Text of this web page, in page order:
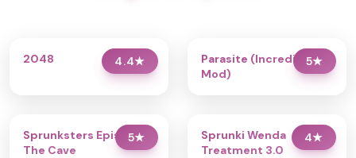
4.4★
2048 5★
Parasite (Incredibox
Mod)
5★
Sprunksters Episode 2:
The Cave
4★
Sprunki Wenda
Treatment 3.0